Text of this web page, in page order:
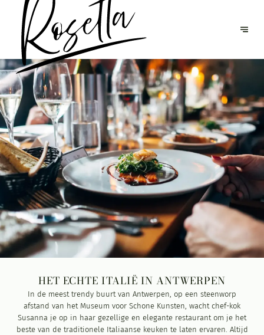
HET ECHTE ITALIË IN ANTWERPEN
In de meest trendy buurt van Antwerpen, op een steenworp
afstand van het Museum voor Schone Kunsten, wacht chef-kok
Susanna je op in haar gezellige en elegante restaurant om je het
beste van de traditionele Italiaanse keuken te laten ervaren. Altijd